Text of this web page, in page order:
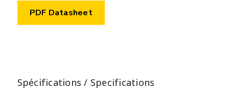
PDF Datasheet
Spécifications / Specifications